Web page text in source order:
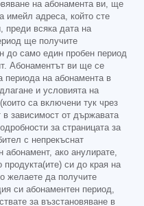
на абонамента ви, ще
имейл адреса, който сте
преди всяка дата на
ще получите
до само един пробен период
Абонаментът ви ще се
периода на абонамента в
и условията на
са включени тук чрез
в зависимост от държавата
за страницата за
с непрекъснат
абонамент, ако анулирате,
си до края на
желаете да получите
си абонаментен период,
за възстановяване в